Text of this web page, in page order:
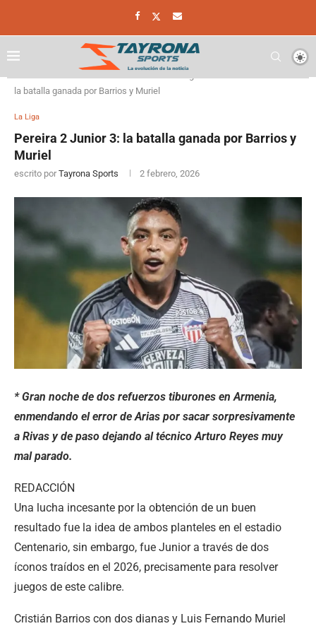
la batalla ganada por Barrios y Muriel
La Liga
Pereira 2 Junior 3: la batalla ganada por Barrios y
Muriel
escrito por Tayrona Sports 2 febrero, 2026
* Gran noche de dos refuerzos tiburones en Armenia,
enmendando el error de Arias por sacar sorpresivamente
a Rivas y de paso dejando al técnico Arturo Reyes muy
mal parado.
REDACCIÓN
Una lucha incesante por la obtención de un buen
resultado fue la idea de ambos planteles en el estadio
Centenario, sin embargo, fue Junior a través de dos
íconos traídos en el 2026, precisamente para resolver
juegos de este calibre.
Cristián Barrios con dos dianas y Luis Fernando Muriel